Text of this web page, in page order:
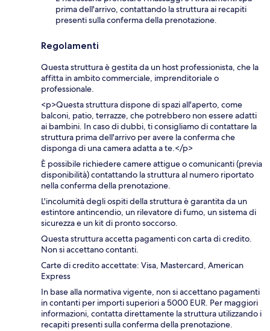
prima dell'arrivo, contattando la struttura ai recapiti
presenti sulla conferma della prenotazione.
Regolamenti
Questa struttura è gestita da un host professionista, che la
affitta in ambito commerciale, imprenditoriale o
professionale.
<p>Questa struttura dispone di spazi all'aperto, come
balconi, patio, terrazze, che potrebbero non essere adatti
ai bambini. In caso di dubbi, ti consigliamo di contattare la
struttura prima dell'arrivo per avere la conferma che
disponga di una camera adatta a te.</p>
È possibile richiedere camere attigue o comunicanti (previa
disponibilità) contattando la struttura al numero riportato
nella conferma della prenotazione.
L'incolumità degli ospiti della struttura è garantita da un
estintore antincendio, un rilevatore di fumo, un sistema di
sicurezza e un kit di pronto soccorso.
Questa struttura accetta pagamenti con carta di credito.
Non si accettano contanti.
Carte di credito accettate: Visa, Mastercard, American
Express
In base alla normativa vigente, non si accettano pagamenti
in contanti per importi superiori a 5000 EUR. Per maggiori
informazioni, contatta direttamente la struttura utilizzando i
recapiti presenti sulla conferma della prenotazione.